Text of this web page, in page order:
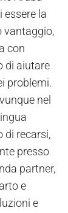
essere la
vantaggio,
con
di aiutare
problemi.
nel
di recarsi,
presso
partner,
e
e